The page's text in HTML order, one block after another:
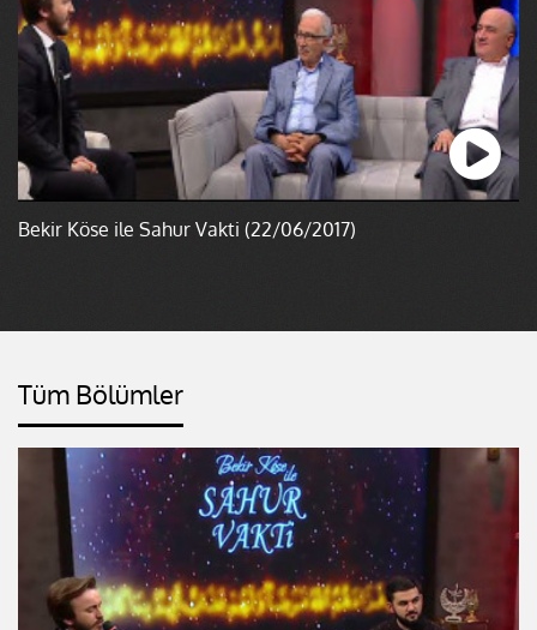
Bekir Köse ile Sahur Vakti (22/06/2017)
Tüm Bölümler